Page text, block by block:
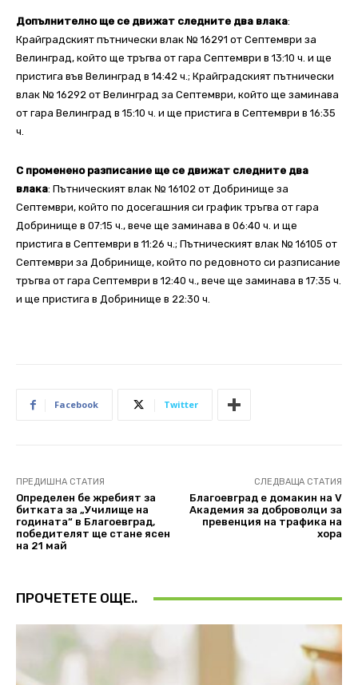
Допълнително ще се движат следните два влака:
Крайградският пътнически влак № 16291 от Септември за
Велинград, който ще тръгва от гара Септември в 13:10 ч. и ще
пристига във Велинград в 14:42 ч.; Крайградският пътнически
влак № 16292 от Велинград за Септември, който ще заминава
от гара Велинград в 15:10 ч. и ще пристига в Септември в 16:35
ч.
С променено разписание ще се движат следните два
влака: Пътническият влак № 16102 от Добринище за
Септември, който по досегашния си график тръгва от гара
Добринище в 07:15 ч., вече ще заминава в 06:40 ч. и ще
пристига в Септември в 11:26 ч.; Пътническият влак № 16105 от
Септември за Добринище, който по редовното си разписание
тръгва от гара Септември в 12:40 ч., вече ще заминава в 17:35 ч.
и ще пристига в Добринище в 22:30 ч.
Facebook Twitter
ПРЕДИШНА СТАТИЯ
Определен бе жребият за
битката за „Училище на
годината“ в Благоевград,
победителят ще стане ясен
на 21 май
СЛЕДВАЩА СТАТИЯ
Благоевград е домакин на V
Академия за доброволци за
превенция на трафика на
хора
ПРОЧЕТЕТЕ ОЩЕ..